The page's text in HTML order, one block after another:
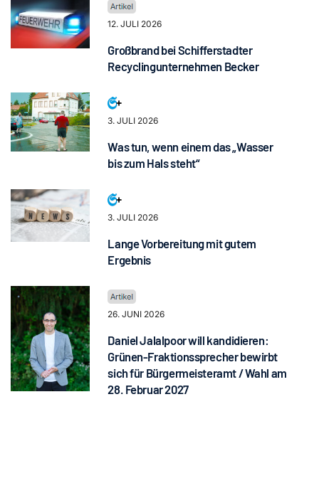
12. JULI 2026
Großbrand bei Schifferstadter
Recyclingunternehmen Becker
3. JULI 2026
Was tun, wenn einem das „Wasser
bis zum Hals steht“
3. JULI 2026
Lange Vorbereitung mit gutem
Ergebnis
26. JUNI 2026
Daniel Jalalpoor will kandidieren:
Grünen-Fraktionssprecher bewirbt
sich für Bürgermeisteramt / Wahl am
28. Februar 2027